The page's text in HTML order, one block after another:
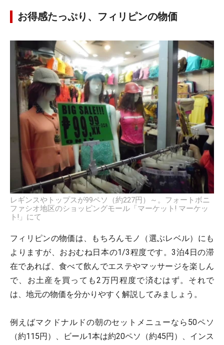
お得感たっぷり、フィリピンの物価
レギンスやトップスが99ペソ（約227円）～。フォートボニ
ファシオ地区のショッピングモール「マーケット! マーケッ
ト!」にて
フィリピンの物価は、もちろんモノ（選ぶレベル）にも
よりますが、おおむね日本の1/3程度です。3泊4日の滞
在であれば、食べて飲んでエステやマッサージを楽しん
で、お土産を買っても2万円程度で済むはず。それで
は、地元の物価を分かりやすく解説してみましょう。
例えばマクドナルドの朝のセットメニューなら50ペソ
（約115円）、ビール1本は約20ペソ（約45円）、インス